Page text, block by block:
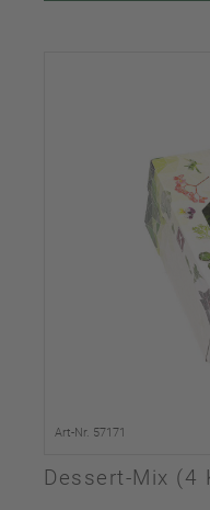
Art-Nr. 57171
Dessert-Mix (4